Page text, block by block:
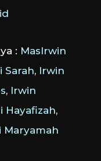
: MasIrwin
Sarah, Irwin
, Irwin
Hayafizah,
Maryamah